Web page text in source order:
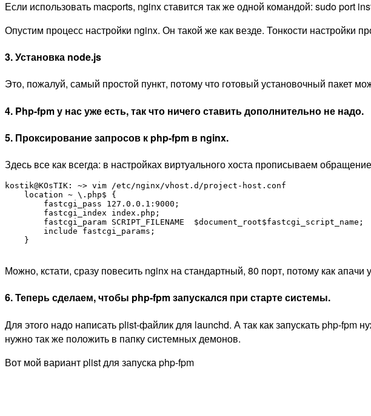
Если использовать macports, nginx ставится так же одной командой: sudo port
Опустим процесс настройки nginx. Он такой же как везде. Тонкости настройки
3. Установка node.js
Это, пожалуй, самый простой пункт, потому что готовый установочный пакет
4. Php-fpm у нас уже есть, так что ничего ставить дополнительно не надо.
5. Проксирование запросов к php-fpm в nginx.
Здесь все как всегда: в настройках виртуального хоста прописываем
kostik@KOsTIK: ~> vim /etc/nginx/vhost.d/project-host.conf
    location ~ \.php$ {
        fastcgi_pass 127.0.0.1:9000;
        fastcgi_index index.php;
        fastcgi_param SCRIPT_FILENAME  $document_root$fastcgi_script_name;
        include fastcgi_params;
    }
Можно, кстати, сразу повесить nginx на стандартный, 80 порт, потому как апачи
6. Теперь сделаем, чтобы php-fpm запускался при старте системы.
Для этого надо написать plist-файлик для launchd. А так как запускать php-fpm
нужно так же положить в папку системных демонов.
Вот мой вариант plist для запуска php-fpm